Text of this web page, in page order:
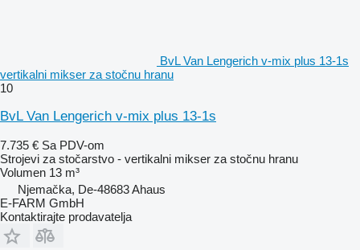
BvL Van Lengerich v-mix plus 13-1s
vertikalni mikser za stočnu hranu
10
BvL Van Lengerich v-mix plus 13-1s
7.735 € Sa PDV-om
Strojevi za stočarstvo - vertikalni mikser za stočnu hranu
Volumen 13 m³
Njemačka, De-48683 Ahaus
E-FARM GmbH
Kontaktirajte prodavatelja